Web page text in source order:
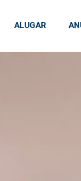
ALUGAR